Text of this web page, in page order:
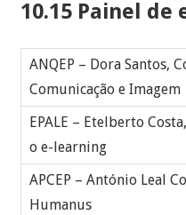
10.15 Painel de
ANQEP – Dora Santos,
Comunicação e Imagem
EPALE – Etelberto
o e-learning
APCEP – António Leal
Humanus